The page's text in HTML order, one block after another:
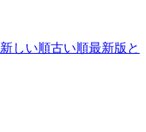
新しい順古い順最新版と